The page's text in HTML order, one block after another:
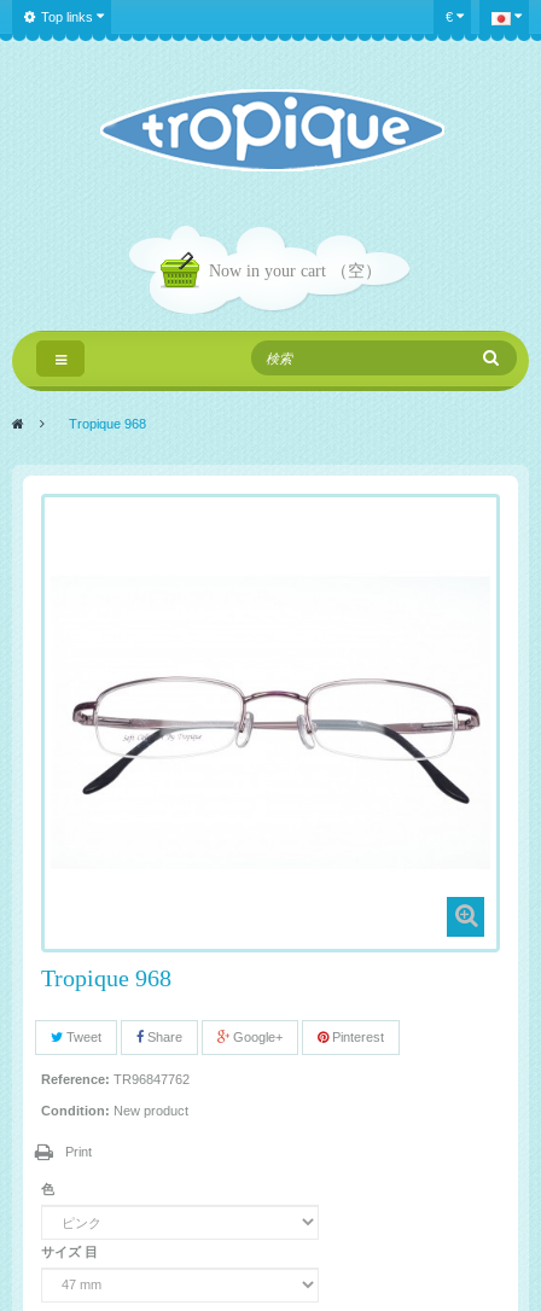
€
Top links
Now in your cart （空）
Toggle
navigation
> Tropique 968
Tropique 968
Tweet Share Google+ Pinterest
Reference: TR96847762
Condition: New product
Print
色
サイズ 目